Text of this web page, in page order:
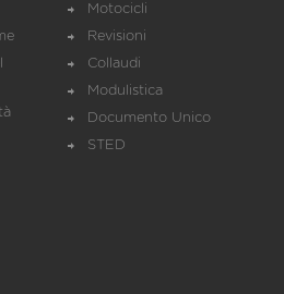
Motocicli
Revisioni
Collaudi
Modulistica
Documento Unico
STED